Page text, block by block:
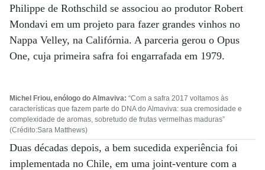
Philippe de Rothschild se associou ao produtor Robert
Mondavi em um projeto para fazer grandes vinhos no
Nappa Velley, na Califórnia. A parceria gerou o Opus
One, cuja primeira safra foi engarrafada em 1979.
Michel Friou, enólogo do Almaviva: “Com a safra 2017 voltamos às
características que fazem parte do DNA do Almaviva: sua cremosidade e
complexidade de aromas, sobretudo de frutas vermelhas maduras”
(Crédito:Sara Matthews)
Duas décadas depois, a bem sucedida experiência foi
implementada no Chile, em uma joint-venture com a